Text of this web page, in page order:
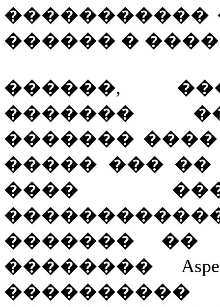
�����������
������ � ����
������,
�������
�������
����� ���
����
������� ��
��������